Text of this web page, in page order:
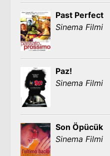
Past Perfect
Sinema Filmi
Paz!
Sinema Filmi
Son Öpücük
Sinema Filmi